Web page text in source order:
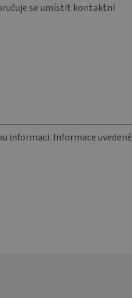
se umístit kontaktní
informaci. Informace uvedené